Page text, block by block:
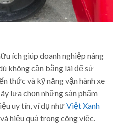
ích giúp doanh nghiệp nâng
không cần bằng lái để sử
thức và kỹ năng vận hành xe
lựa chọn những sản phẩm
uy tín, ví dụ nhưViệt Xanh
hiệu quả trong công việc.